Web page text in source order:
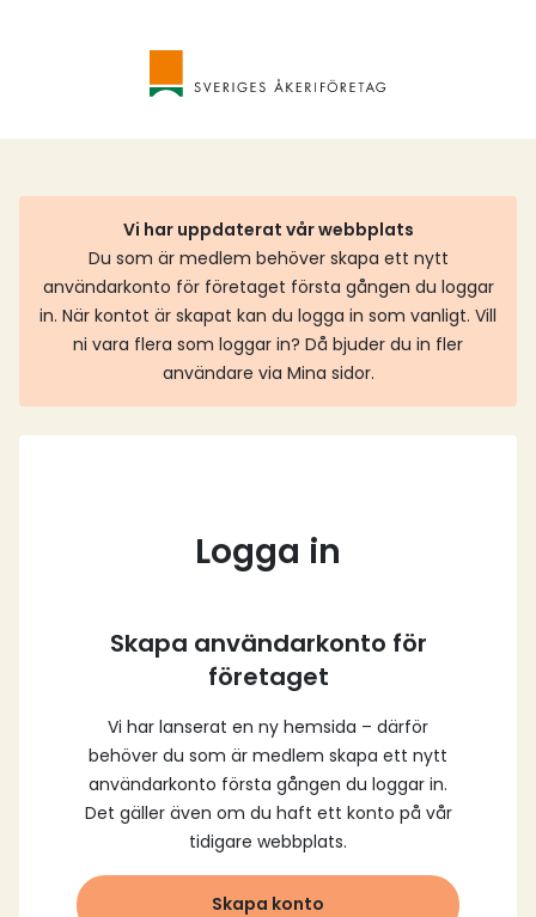
Vi har uppdaterat vår webbplats
Du som är medlem behöver skapa ett nytt
användarkonto för företaget första gången du loggar
in. När kontot är skapat kan du logga in som vanligt. Vill
ni vara flera som loggar in? Då bjuder du in fler
användare via Mina sidor.
Logga in
Skapa användarkonto för
företaget
Vi har lanserat en ny hemsida – därför
behöver du som är medlem skapa ett nytt
användarkonto första gången du loggar in.
Det gäller även om du haft ett konto på vår
tidigare webbplats.
Skapa konto